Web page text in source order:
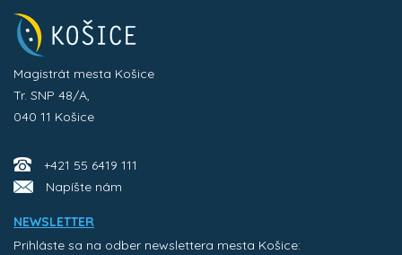
Magistrát mesta Košice
Tr. SNP 48/A,
040 11 Košice
+421 55 6419 111
Napíšte nám
NEWSLETTER
Prihláste sa na odber newslettera mesta Košice: